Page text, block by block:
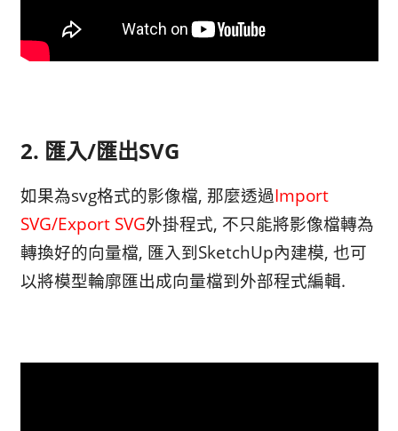
2. 匯入/匯出SVG
如果為svg格式的影像檔, 那麼透過Import
SVG/Export SVG外掛程式, 不只能將影像檔轉為
轉換好的向量檔, 匯入到SketchUp內建模, 也可
以將模型輪廓匯出成向量檔到外部程式編輯.